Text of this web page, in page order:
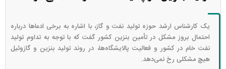
یک کارشناس ارشد حوزه تولید نفت و گاز، با اشاره به برخی ادعا‌ها درباره
احتمال بروز مشکل در تأمین بنزین کشور گفت که با توجه به تداوم تولید
نفت خام در کشور و فعالیت پالایشگاه‌ها، در روند تولید بنزین و گازوئیل
هیچ مشکلی رخ نمی‌دهد.